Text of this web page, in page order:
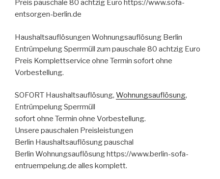
Preis pauschale 80 achtzig Euro https://www.sofa-
entsorgen-berlin.de
Haushaltsauflösungen Wohnungsauflösung Berlin
Entrümpelung Sperrmüll zum pauschale 80 achtzig Euro
Preis Komplettservice ohne Termin sofort ohne
Vorbestellung.
SOFORT Haushaltsauflösung, Wohnungsauflösung,
Entrümpelung Sperrmüll
sofort ohne Termin ohne Vorbestellung.
Unsere pauschalen Preisleistungen
Berlin Haushaltsauflösung pauschal
Berlin Wohnungsauflösung https://www.berlin-sofa-
entruempelung.de alles komplett.